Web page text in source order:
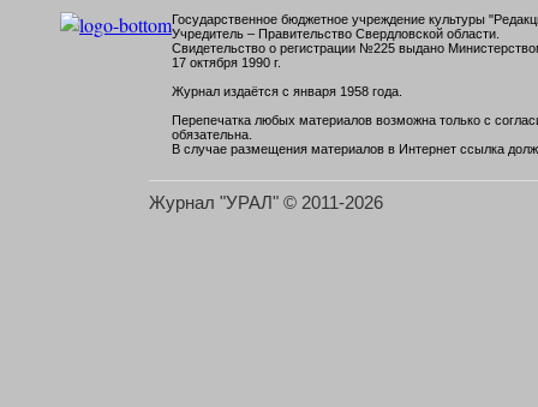
Государственное бюджетное учреждение культуры
Учредитель – Правительство Свердловской области.
Свидетельство о регистрации №225 выдано
17 октября 1990 г.
Журнал издаётся с января 1958 года.
Перепечатка любых материалов возможна только с
обязательна.
В случае размещения материалов в Интернет ссылка
Журнал "УРАЛ" © 2011-2026